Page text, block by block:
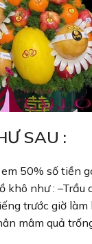
SAU :
50% số tiền
như :
trước giờ
mâm quả